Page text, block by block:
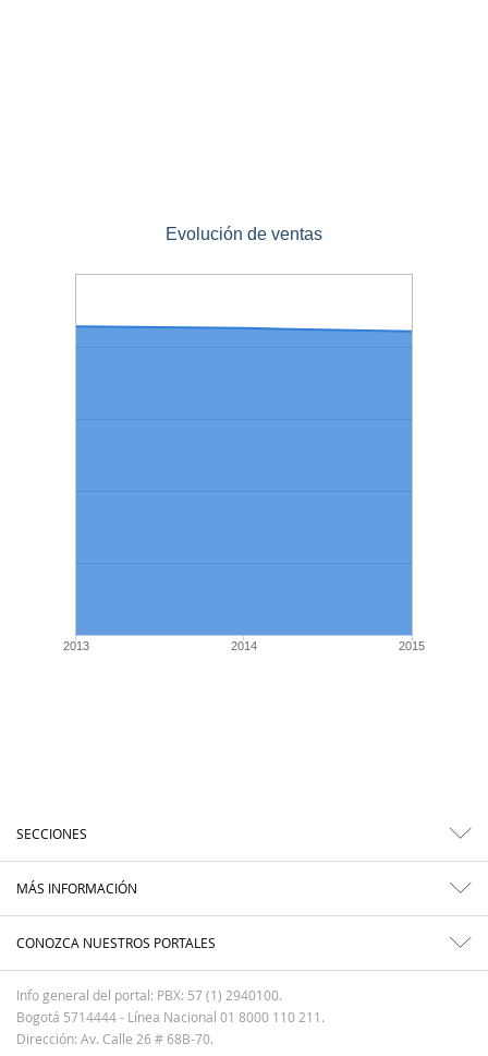
Evolución de ventas
2013 2014 2015
SECCIONES
MÁS INFORMACIÓN
CONOZCA NUESTROS PORTALES
Info general del portal: PBX: 57 (1) 2940100.
Bogotá 5714444 - Línea Nacional 01 8000 110 211.
Dirección: Av. Calle 26 # 68B-70.